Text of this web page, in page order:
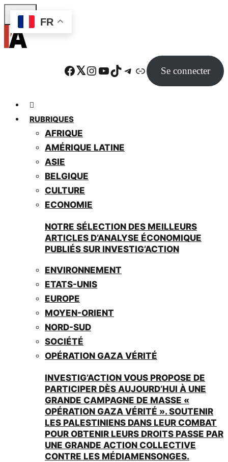
Skip
to
main
Facebook Twitter Instagram YouTube TikTok Telegram Lien Se connecter
RUBRIQUES
AFRIQUE
AMÉRIQUE LATINE
ASIE
BELGIQUE
CULTURE
ECONOMIE
NOTRE SÉLECTION DES MEILLEURS
ARTICLES D’ANALYSE ÉCONOMIQUE
PUBLIÉS SUR INVESTIG’ACTION
ENVIRONNEMENT
ETATS-UNIS
EUROPE
MOYEN-ORIENT
NORD-SUD
SOCIÉTÉ
OPÉRATION GAZA VÉRITÉ
INVESTIG’ACTION VOUS PROPOSE DE
PARTICIPER DÈS AUJOURD’HUI À UNE
GRANDE CAMPAGNE DE MASSE «
OPÉRATION GAZA VÉRITÉ ». SOUTENIR
LES PALESTINIENS DANS LEUR COMBAT
POUR OBTENIR LEURS DROITS PASSE PAR
UNE GRANDE ACTION COLLECTIVE
CONTRE LES MÉDIAMENSONGES.
FR